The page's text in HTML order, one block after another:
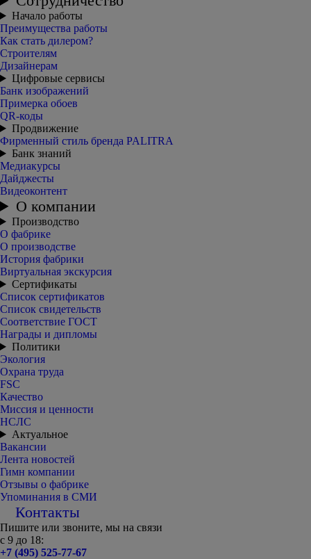
Начало работы
Преимущества работы
Как стать дилером?
Строителям
Дизайнерам
Цифровые сервисы
Банк изображений
Примерка обоев
QR-коды
Продвижение
Фирменный стиль бренда PALITRA
Банк знаний
Медиакурсы
Дайджесты
Видеоконтент
О компании
Производство
О фабрике
О производстве
История фабрики
Виртуальная экскурсия
Сертификаты
Список сертификатов
Список свидетельств
Соответствие ГОСТ
Награды и дипломы
Политики
Экология
Охрана труда
FSC
Качество
Миссия и ценности
НСЛС
Актуальное
Вакансии
Лента новостей
Гимн компании
Отзывы о фабрике
Упоминания в СМИ
Контакты
Пишите или звоните, мы на связи
с 9 до 18:
+7 (495) 525-77-67